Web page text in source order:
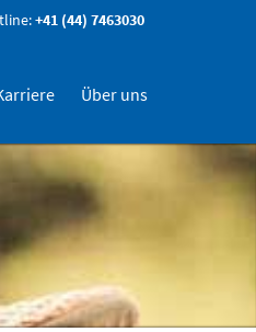
+41 (44) 7463030
Über uns